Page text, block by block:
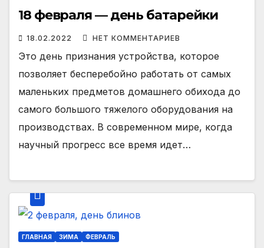
18 февраля — день батарейки
18.02.2022 НЕТ КОММЕНТАРИЕВ
Это день признания устройства, которое
позволяет бесперебойно работать от самых
маленьких предметов домашнего обихода до
самого большого тяжелого оборудования на
производствах. В современном мире, когда
научный прогресс все время идет…
ГЛАВНАЯ ЗИМА ФЕВРАЛЬ